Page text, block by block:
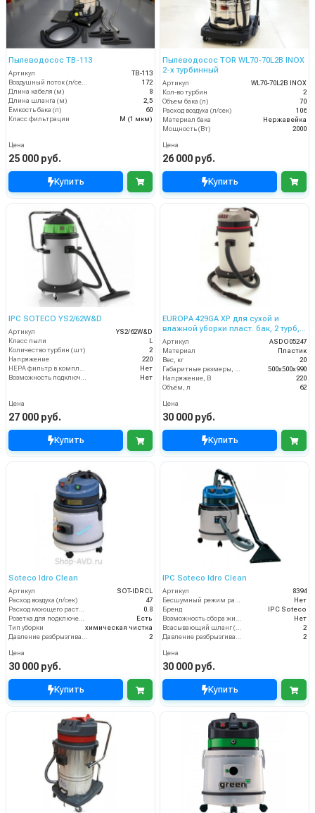
Пылеводосос TB-113
Артикул
TB-113
172
Длина кабеля (м)
8
Длина шланга (м)
2,5
Ёмкость бака (л)
60
Класс фильтрации
M (1 мкм)
Цена
25 000 руб.
Купить
Пылеводосос TOR WL70-70L2B INOX
2-х турбинный
Артикул
WL70-70L2B INOX
Кол-во турбин
2
Объем бака (л)
70
Расход воздуха (л/сек)
106
Материал бака
Нержавейка
Мощность (Вт)
2000
Цена
26 000 руб.
Купить
IPC SOTECO YS2/62W&D
Артикул
YS2/62W&D
Класс пыли
L
Количество турбин (шт)
2
Напряжение
220
HEPA фильтр в комплекте
Нет
Возможность подключения электрощетки
Нет
Цена
27 000 руб.
Купить
EUROPA 429GA XP для сухой и
влажной уборки пласт. бак, 2 турб,
2800 Вт, 62 л.
Артикул
ASDO05247
Материал
Пластик
Вес, кг
20
Габаритные размеры, мм
500х500х990
Напряжение, В
220
Объём, л
62
Цена
30 000 руб.
Купить
Soteco Idro Clean
Артикул
SOT-IDRCL
Расход воздуха (л/сек)
47
Расход моющего раствора (л/мин)
0.8
Розетка для подключения инструмента
Есть
Тип уборки
химическая чистка
Давление разбрызгивания моющего раствора (бар)
2
Цена
30 000 руб.
Купить
IPC Soteco Idro Clean
Артикул
8394
Бесшумный режим работы
Нет
Бренд
IPC Soteco
Возможность сбора жидкой грязи
Нет
Всасывающий шланг (м)
2
Давление разбрызгивания (бар)
2
Цена
30 000 руб.
Купить